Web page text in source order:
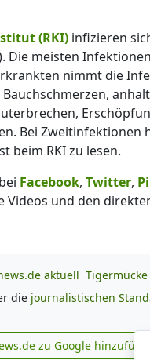
(RKI) infizieren
Die meisten
nimmt die
Bei Zweitinfektionen
beim RKI zu lesen.
Facebook, Twitter,
Videos und den
aktuell Tigermücke
die journalistischen
news.de zu
zu Google